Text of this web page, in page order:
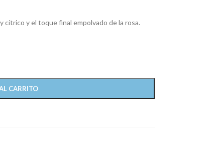
cítrico y el toque final empolvado de la rosa.
CARRITO